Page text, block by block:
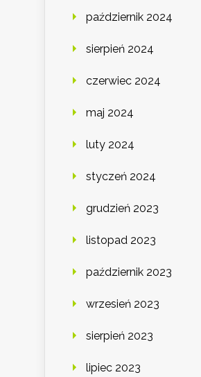
październik 2024
sierpień 2024
czerwiec 2024
maj 2024
luty 2024
styczeń 2024
grudzień 2023
listopad 2023
październik 2023
wrzesień 2023
sierpień 2023
lipiec 2023